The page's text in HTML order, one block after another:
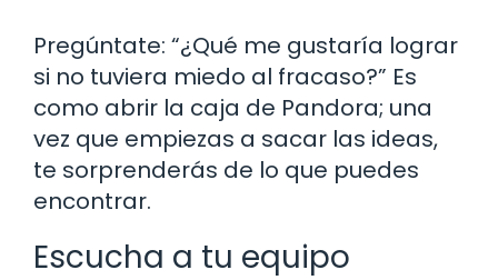
Pregúntate: “¿Qué me gustaría lograr
si no tuviera miedo al fracaso?” Es
como abrir la caja de Pandora; una
vez que empiezas a sacar las ideas,
te sorprenderás de lo que puedes
encontrar.
Escucha a tu equipo